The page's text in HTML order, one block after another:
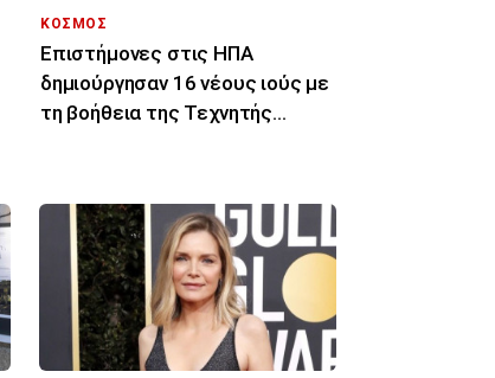
ΚΟΣΜΟΣ
Επιστήμονες στις ΗΠΑ
δημιούργησαν 16 νέους ιούς με
τη βοήθεια της Τεχνητής